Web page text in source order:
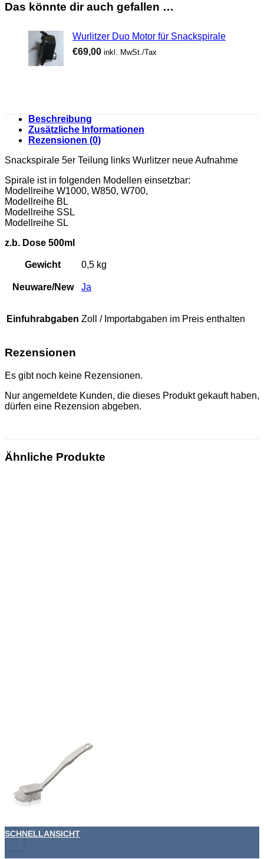
Das könnte dir auch gefallen …
Wurlitzer Duo Motor für Snackspirale
€69,00 inkl. MwSt./Tax
Beschreibung
Zusätzliche Informationen
Rezensionen (0)
Snackspirale 5er Teilung links Wurlitzer neue Aufnahme
Spirale ist in folgenden Modellen einsetzbar:
Modellreihe W1000, W850, W700,
Modellreihe BL
Modellreihe SSL
Modellreihe SL
z.b. Dose 500ml
Gewicht 0,5 kg
Neuware/New Ja
Einfuhrabgaben Zoll / Importabgaben im Preis enthalten
Rezensionen
Es gibt noch keine Rezensionen.
Nur angemeldete Kunden, die dieses Produkt gekauft haben,
dürfen eine Rezension abgeben.
Ähnliche Produkte
+
SCHNELLANSICHT